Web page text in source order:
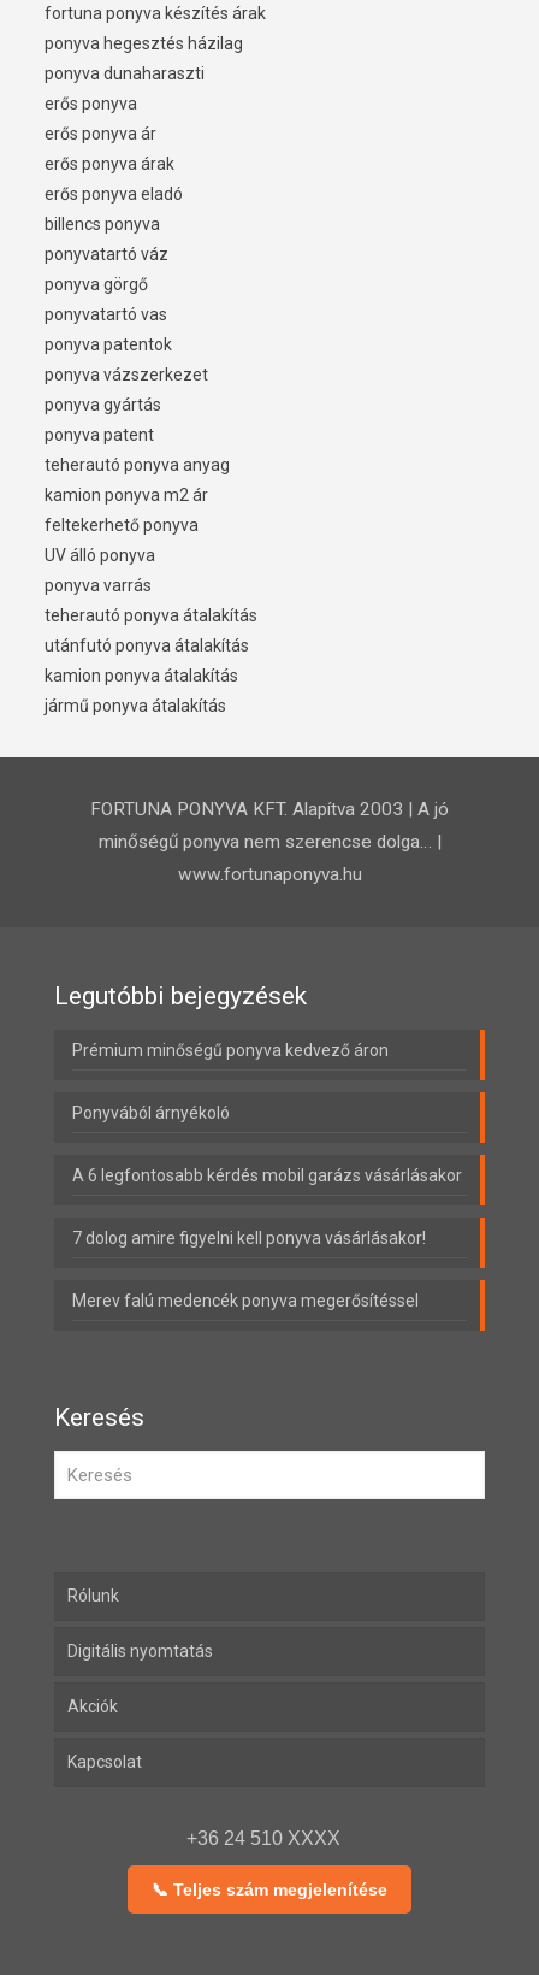
fortuna ponyva készítés árak
ponyva hegesztés házilag
ponyva dunaharaszti
erős ponyva
erős ponyva ár
erős ponyva árak
erős ponyva eladó
billencs ponyva
ponyvatartó váz
ponyva görgő
ponyvatartó vas
ponyva patentok
ponyva vázszerkezet
ponyva gyártás
ponyva patent
teherautó ponyva anyag
kamion ponyva m2 ár
feltekerhető ponyva
UV álló ponyva
ponyva varrás
teherautó ponyva átalakítás
utánfutó ponyva átalakítás
kamion ponyva átalakítás
jármű ponyva átalakítás
FORTUNA PONYVA KFT. Alapítva 2003 | A jó
minőségű ponyva nem szerencse dolga… |
www.fortunaponyva.hu
Legutóbbi bejegyzések
Prémium minőségű ponyva kedvező áron
Ponyvából árnyékoló
A 6 legfontosabb kérdés mobil garázs vásárlásakor
7 dolog amire figyelni kell ponyva vásárlásakor!
Merev falú medencék ponyva megerősítéssel
Keresés
Rólunk
Digitális nyomtatás
Akciók
Kapcsolat
+36 24 510 XXXX
📞 Teljes szám megjelenítése